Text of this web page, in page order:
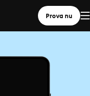
Prova nu